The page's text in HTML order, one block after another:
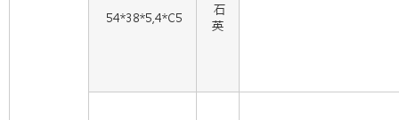
54*38*5,4*C5
石
英